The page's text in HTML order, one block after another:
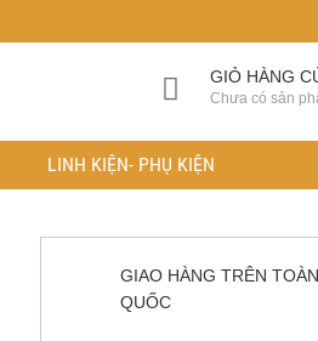
GIỎ HÀNG
Chưa có sản
LINH KIỆN- PHỤ KIỆN
GIAO HÀNG TRÊN TOÀN
QUỐC